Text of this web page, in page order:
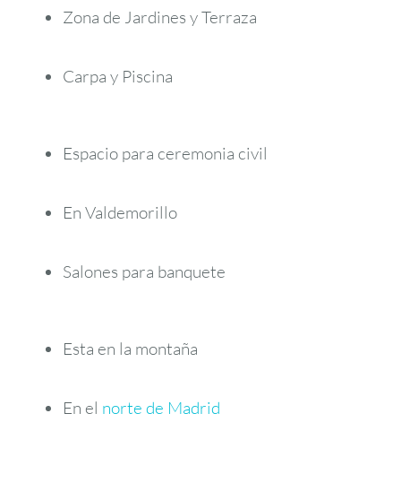
Zona de Jardines y Terraza
Carpa y Piscina
Espacio para ceremonia civil
En Valdemorillo
Salones para banquete
Esta en la montaña
En el norte de Madrid